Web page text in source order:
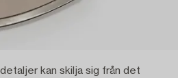
kan skilja sig från det